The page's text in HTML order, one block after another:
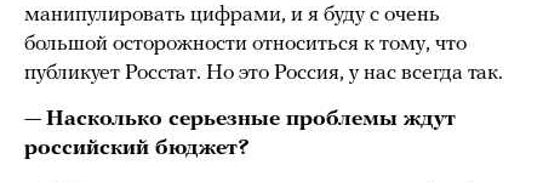
манипулировать цифрами, и я буду с очень
большой осторожности относиться к тому, что
публикует Росстат. Но это Россия, у нас всегда так.
— Насколько серьезные проблемы ждут
российский бюджет?